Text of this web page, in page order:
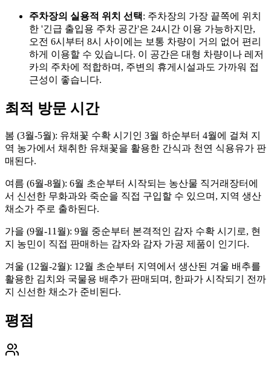
주차장의 실용적 위치 선택: 주차장의 가장 끝쪽에 위치
한 '긴급 출입용 주차 공간'은 24시간 이용 가능하지만,
오전 6시부터 8시 사이에는 보통 차량이 거의 없어 편리
하게 이용할 수 있습니다. 이 공간은 대형 차량이나 레저
카의 주차에 적합하며, 주변의 휴게시설과도 가까워 접
근성이 좋습니다.
최적 방문 시간
봄 (3월-5월): 유채꽃 수확 시기인 3월 하순부터 4월에 걸쳐 지
역 농가에서 채취한 유채꽃을 활용한 간식과 천연 식용유가 판
매된다.
여름 (6월-8월): 6월 초순부터 시작되는 농산물 직거래장터에
서 신선한 무화과와 죽순을 직접 구입할 수 있으며, 지역 생산
채소가 주로 출하된다.
가을 (9월-11월): 9월 중순부터 본격적인 감자 수확 시기로, 현
지 농민이 직접 판매하는 감자와 감자 가공 제품이 인기다.
겨울 (12월-2월): 12월 초순부터 지역에서 생산된 겨울 배추를
활용한 김치와 국물용 배추가 판매되며, 한파가 시작되기 전까
지 신선한 채소가 준비된다.
평점